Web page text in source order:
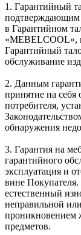
1. Гарантийный
подтверждающим
в Гарантийном
«MEBELCOOL»,
Гарантийный
обслуживание
2. Данным
принятие на себя
потребителя,
обнаружения
3. Гарантия на
гарантийного
эксплуатация и
вине Покупателя.
естественный
неправильной
проникновением
предметов.